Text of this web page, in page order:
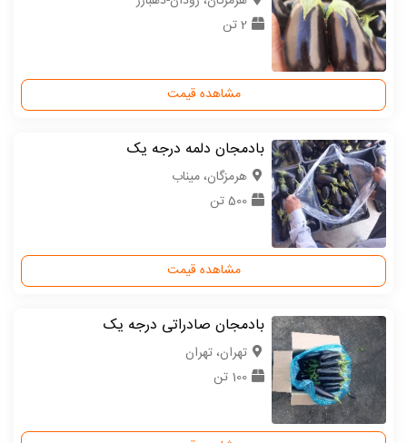
2 تن
مشاهده قیمت
بادمجان دلمه درجه یک
هرمزگان، میناب
500 تن
مشاهده قیمت
بادمجان صادراتی درجه یک
تهران، تهران
100 تن